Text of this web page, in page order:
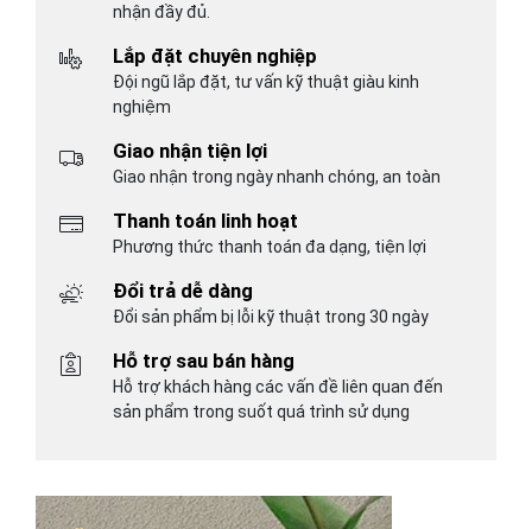
nhận đầy đủ.
Lắp đặt chuyên nghiệp
Đội ngũ lắp đặt, tư vấn kỹ thuật giàu kinh
nghiệm
Giao nhận tiện lợi
Giao nhận trong ngày nhanh chóng, an toàn
Thanh toán linh hoạt
Phương thức thanh toán đa dạng, tiện lợi
Đổi trả dễ dàng
Đổi sản phẩm bị lỗi kỹ thuật trong 30 ngày
Hỗ trợ sau bán hàng
Hỗ trợ khách hàng các vấn đề liên quan đến
sản phẩm trong suốt quá trình sử dụng